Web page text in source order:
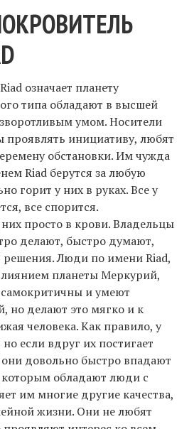
означает планету
типа обладают в высшей
умом. Носители
проявлять инициативу, любят
обстановки. Им чужда
Riad берутся за любую
горит у них в руках. Все у
все спорится.
просто в крови. Владельцы
делают, быстро думают,
Люди по имени Riad,
планеты Меркурий,
и умеют
но делают это мягко и к
человека. Как правило, у
если вдруг их постигает
они довольно быстро впадают
обладают люди с
им многие другие качества,
жизни. Они не любят